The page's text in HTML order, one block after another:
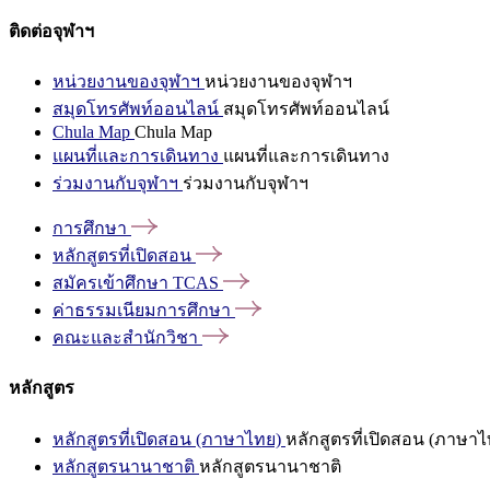
ติดต่อจุฬาฯ
หน่วยงานของจุฬาฯ หน่วยงานของจุฬาฯ
สมุดโทรศัพท์ออนไลน์ สมุดโทรศัพท์ออนไลน์
Chula Map Chula Map
แผนที่และการเดินทาง แผนที่และการเดินทาง
ร่วมงานกับจุฬาฯ ร่วมงานกับจุฬาฯ
การศึกษา
หลักสูตรที่เปิดสอน
สมัครเข้าศึกษา TCAS
ค่าธรรมเนียมการศึกษา
คณะและสำนักวิชา
หลักสูตร
หลักสูตรที่เปิดสอน (ภาษาไทย) หลักสูตรที่เปิดสอน (ภาษาไ
หลักสูตรนานาชาติ หลักสูตรนานาชาติ